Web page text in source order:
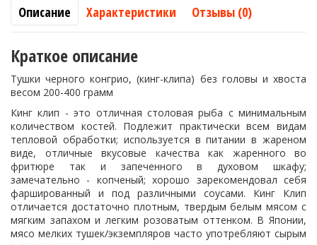
Описание
Характеристики Отзывы (0)
Краткое описание
Тушки черного конгрио, (кинг-клипа) без головы и хвоста
весом 200-400 грамм
Кинг клип - это отличная столовая рыба с минимальным
количеством костей. Подлежит практически всем видам
тепловой обработки; используется в питании в жареном
виде, отличные вкусовые качества как жаренного во
фритюре так и запеченного в духовом шкафу;
замечательно - копченый; хорошо зарекомендовал себя
фаршированный и под различными соусами. Кинг Клип
отличается достаточно плотным, твердым белым мясом с
мягким запахом и легким розоватым оттенком. В Японии,
мясо мелких тушек/экземпляров часто употребляют сырым